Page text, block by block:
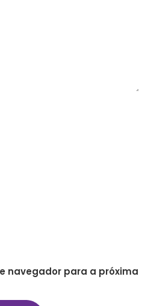
navegador para a próxima